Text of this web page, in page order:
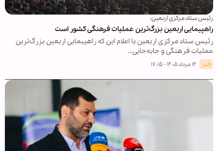
رئیس ستاد مرکزی اربعین:
راهپیمایی اربعین بزرگ‌ترین عملیات فرهنگی کشور است
رئیس ستاد مرکزی اربعین با اعلام این که راهپیمایی اربعین بزرگ‌ترین
عملیات فرهنگی و جابه‌جایی…
خبر ۱۴ مرداد ۱۴۰۵ - ۱۷:۱۵